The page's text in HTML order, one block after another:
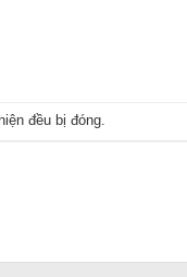
đều bị đóng.